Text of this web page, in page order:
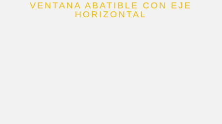
VENTANA ABATIBLE CON EJE
HORIZONTAL